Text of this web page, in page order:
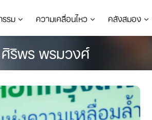
รม ความเคลื่อนไหว คลังสมอง
ศิริพร พรมวงศ์